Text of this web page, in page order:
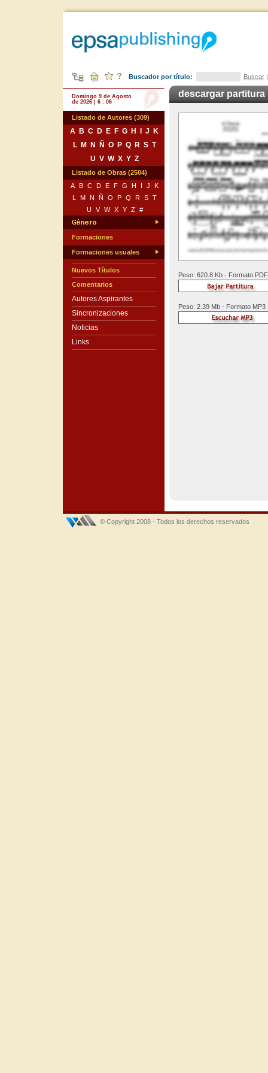
Buscador por título: Buscar
Domingo 9 de Agosto
de 2026 | 6 : 06
Listado de Autores (309)
A B C D E F G H J
K
L
M N Ñ O P Q R S T
U V W X Y Z
Listado de Obras (2504)
A
B C D E F G H I J
K
L
M N Ñ O P Q R S T
U
V W X Y Z #
Formaciones
Formaciones usuales
Nuevos Títulos
Comentarios
Autores Aspirantes
Sincronizaciones
Noticias
Links
descargar partitura
Peso: 620.8 Kb - Formato PDF
Peso: 2.39 Mb - Formato MP3
© Copyright 2008 - Todos los derechos reservados